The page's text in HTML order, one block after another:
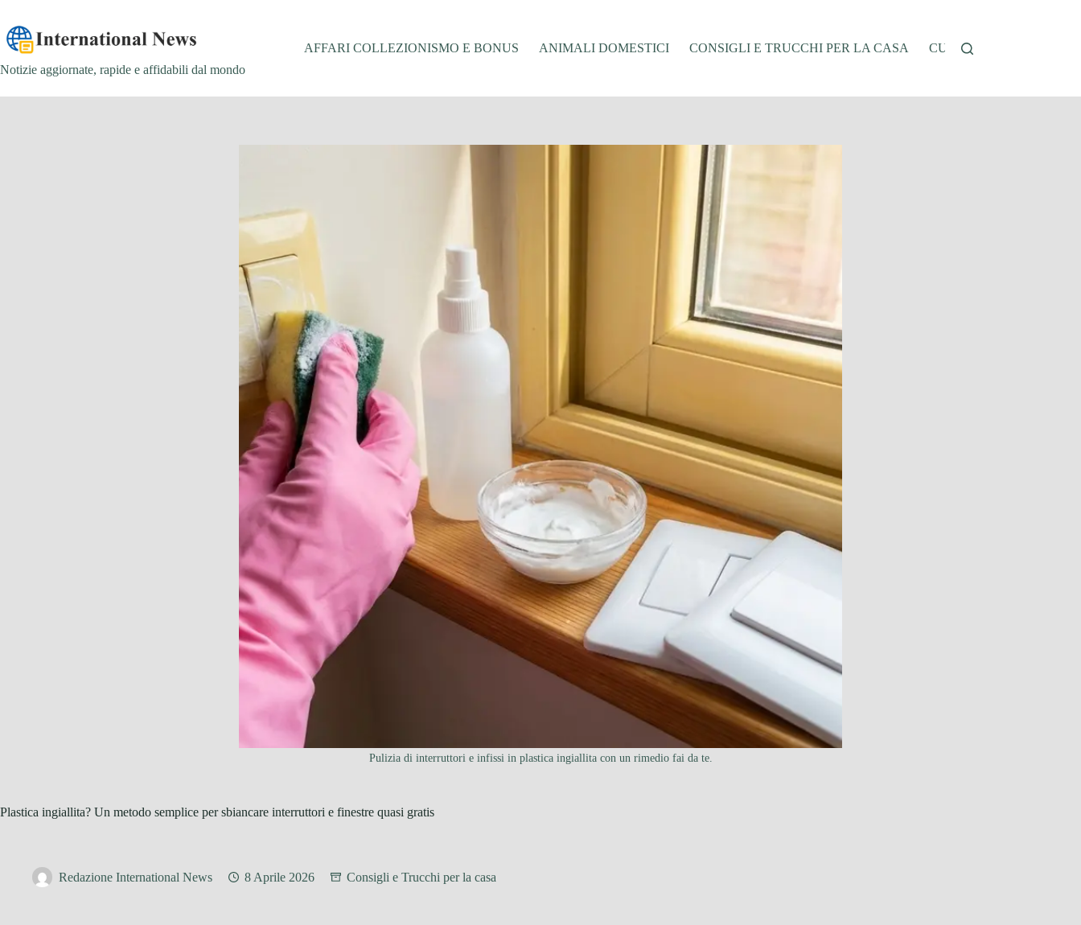
contenuto
Notizie aggiornate, rapide e affidabili dal mondo
AFFARI COLLEZIONISMO E BONUS ANIMALI DOMESTICI CONSIGLI E TRUCCHI PER LA CASA CUCINA E RICETTE
Pulizia di interruttori e infissi in plastica ingiallita con un rimedio fai da te.
Plastica ingiallita? Un metodo semplice per sbiancare interruttori e finestre quasi gratis
Redazione International News 8 Aprile 2026 Consigli e Trucchi per la casa